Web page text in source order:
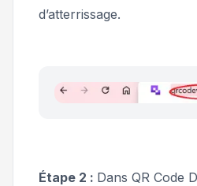
d’atterrissage.
Étape 2 : Dans QR Code